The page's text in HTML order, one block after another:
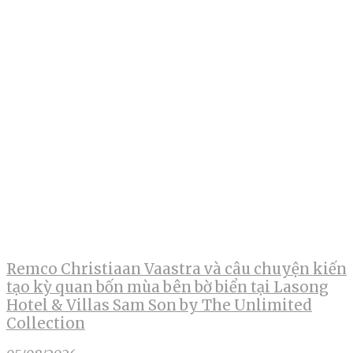
Remco Christiaan Vaastra và câu chuyện kiến
tạo kỳ quan bốn mùa bên bờ biển tại Lasong
Hotel & Villas Sam Son by The Unlimited
Collection